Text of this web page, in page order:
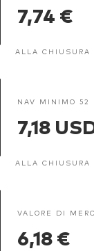
7,74 €
ALLA
NAV MINIMO 52
7,18
ALLA
VALORE DI
6,18 €